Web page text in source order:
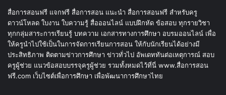
สื่อการสอนฟรี แจกฟรี สื่อการสอน แนะนำ สื่อการสอนฟรี สำหรับครู
ดาวน์โหลด ใบงาน ใบความรู้ สื่อออนไลน์ แบบฝึกหัด ข้อสอบ ทุกรายวิชา
ทุกกลุ่มสาระการเรียนรู้ บทความ เอกสารทางการศึกษา อบรมออนไลน์ เพื่อ
ให้ครูนำไปใช้เป็นในการจัดการเรียนการสอน ให้กับนักเรียนได้อย่างมี
ประสิทธิภาพ ติดตามข่าวการศึกษา ข่าวทั่วไป อัพเดททันต่อเหตุการณ์ สอบ
ครูผู้ช่วย แนวข้อสอบบรรจุครูผู้ช่วย รวมทั้งหมดไว้ที่นี่ www.สื่อการสอน
ฟรี.com เว็บไซต์เพื่อการศึกษา เพื่อพัฒนาการศึกษาไทย